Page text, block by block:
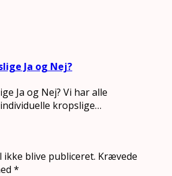
Ja og Nej?
Ja og Nej? Vi har alle
kropslige…
ikke blive publiceret. Krævede
*